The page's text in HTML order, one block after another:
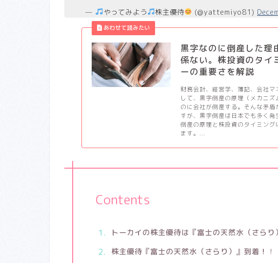
— やってみよう 株主優待 (@yattemiyo81)
黒字なのに倒産した理
係ない。株投資のタイ
ーの重要さを解説
財務会計、経営学、簿記、会社
して、黒字倒産の原理（メカニ
のに会社が倒産する。そんな矛
すが、黒字倒産は日本でも多く
倒産の原理と株投資のタイミン
ます。...
Contents
トーカイの株主優待は『富士の天然水（さらり
株主優待『富士の天然水（さらり）』到着！
！